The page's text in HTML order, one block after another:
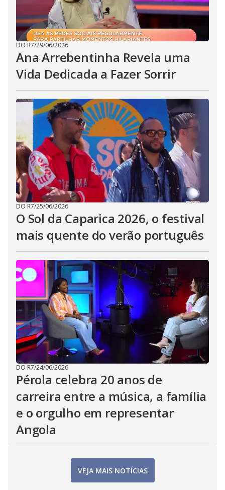
DO R7/29/06/2026
Ana Arrebentinha Revela uma
Vida Dedicada a Fazer Sorrir
DO R7/25/06/2026
O Sol da Caparica 2026, o festival
mais quente do verão português
DO R7/24/06/2026
Pérola celebra 20 anos de
carreira entre a música, a família
e o orgulho em representar
Angola
VEJA MAIS NOTÍCIAS